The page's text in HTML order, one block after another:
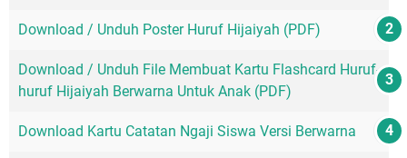
Download / Unduh Poster Huruf Hijaiyah (PDF)
Download / Unduh File Membuat Kartu Flashcard Huruf-
huruf Hijaiyah Berwarna Untuk Anak (PDF)
Download Kartu Catatan Ngaji Siswa Versi Berwarna